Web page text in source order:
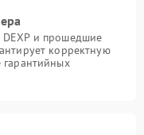
DEXP и прошедшие
корректную
гарантийных